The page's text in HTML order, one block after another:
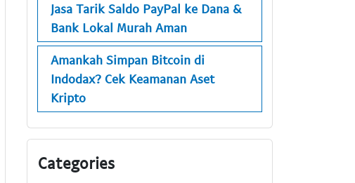
Jasa Tarik Saldo PayPal ke Dana &
Bank Lokal Murah Aman
Amankah Simpan Bitcoin di
Indodax? Cek Keamanan Aset
Kripto
Categories